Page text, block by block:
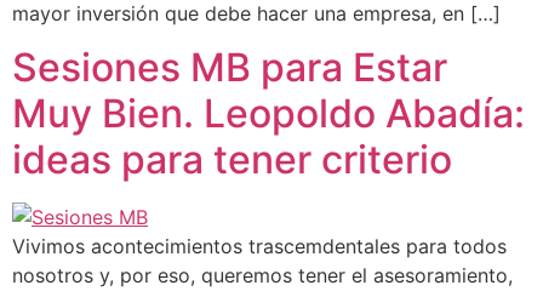
mayor inversión que debe hacer una empresa, en […]
Sesiones MB para Estar
Muy Bien. Leopoldo Abadía:
ideas para tener criterio
Vivimos acontecimientos trascemdentales para todos
nosotros y, por eso, queremos tener el asesoramiento,